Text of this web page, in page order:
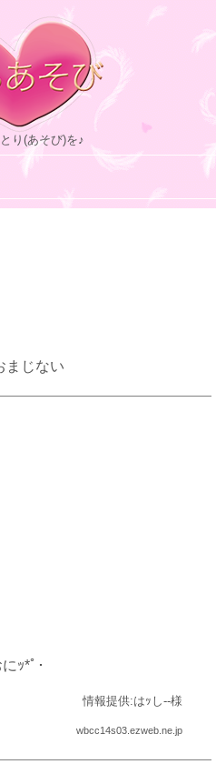
り(あそび)を♪
まじない
ｯ*ﾟ･
情報提供:はｯし--様
wbcc14s03.ezweb.ne.jp